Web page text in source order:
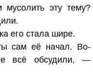
эту тему?
его стала шире.
сам её начал. Во-
всё обсудили, —